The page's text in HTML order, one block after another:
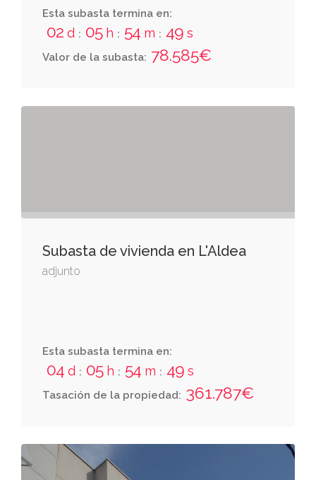
Esta subasta termina en:
02 d : 05 h : 54 m : 47 s
Valor de la subasta: 78.585€
Subasta de vivienda en L'Aldea
adjunto
Esta subasta termina en:
04 d : 05 h : 54 m : 47 s
Tasación de la propiedad: 361.787€